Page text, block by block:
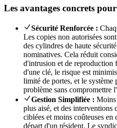
Les avantages concrets
Sécurité Renforcée :
Les copies non autorisées
des cylindres de haute
nominatives. Cela réduit
d'intrusion et de reproduction
d'une clé, le risque est
limité de portes, et le système
problème sans compromettre
Gestion Simplifiée : Moins
plus aisé, et des interventions
ciblées et moins coûteuses en
départ d'un résident. Le